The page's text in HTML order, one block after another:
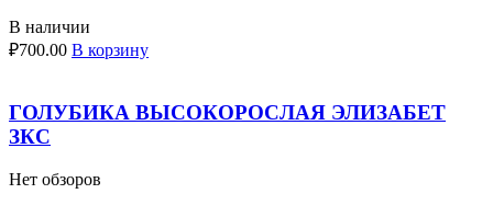
В наличии
₽700.00 В корзину
ГОЛУБИКА ВЫСОКОРОСЛАЯ ЭЛИЗАБЕТ
ЗКС
Нет обзоров